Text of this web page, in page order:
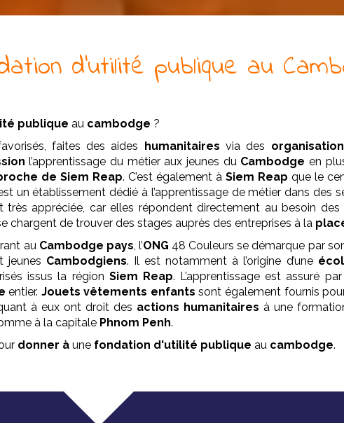
d'utilité publique au
publique au cambodge ?
faites des aides humanitaires via des
l’apprentissage du métier aux jeunes du Cambodge en
de Siem Reap. C’est également à Siem Reap que le
un établissement dédié à l’apprentissage de métier dans des
appréciée, car elles répondent directement au besoin des
chargent de trouver des stages auprès des entreprises à la
au Cambodge pays , l’ONG 48 Couleurs se démarque par
jeunes Cambodgiens. Il est notamment à l’origine d’une
issus la région Siem Reap. L’apprentissage est assuré
entier. Jouets vêtements enfants sont également fournis
à eux ont droit des actions humanitaires à une
à la capitale Phnom Penh.
donner à une fondation d'utilité publique au cambodge.